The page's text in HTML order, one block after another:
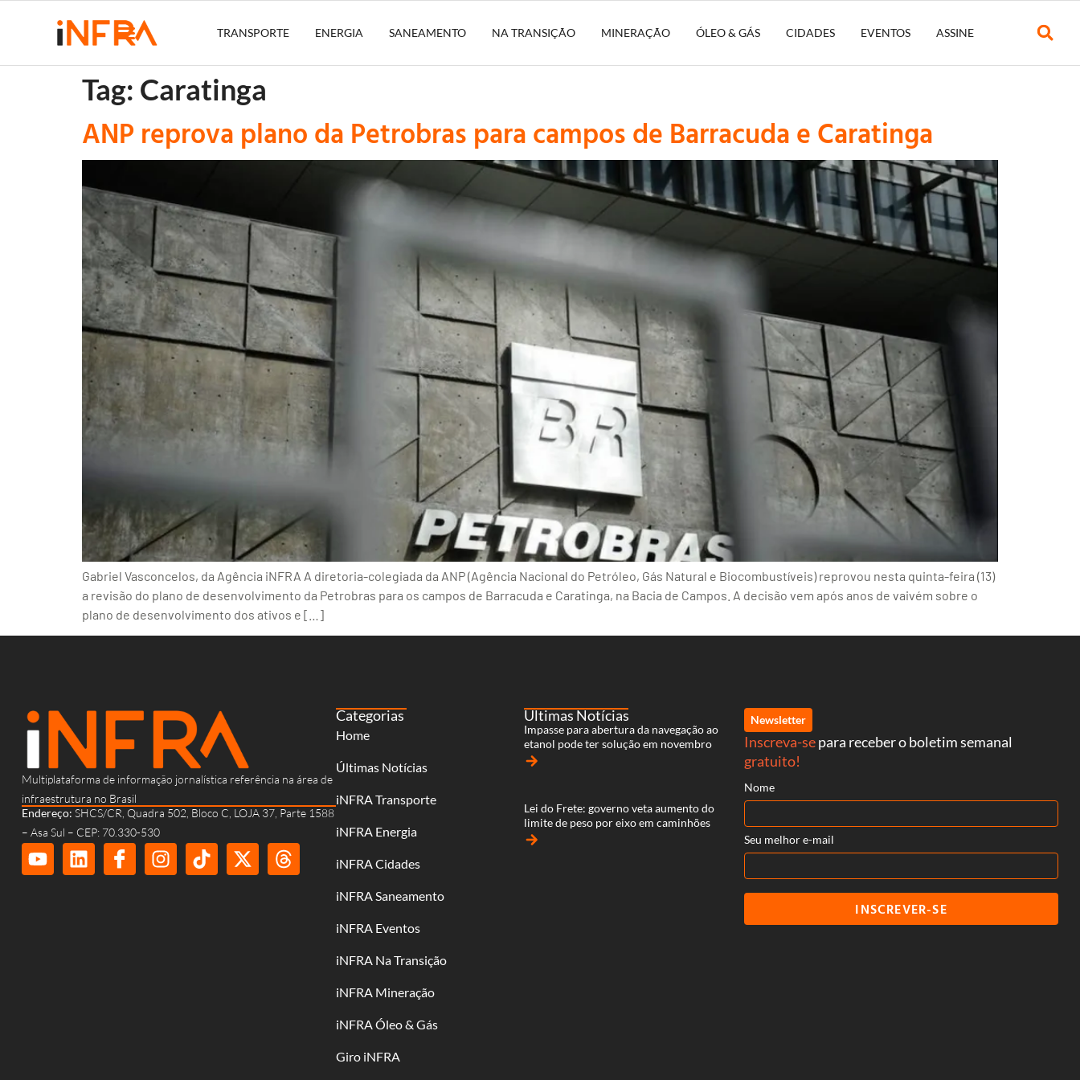
TRANSPORTE ENERGIA SANEAMENTO NA TRANSIÇÃO MINERAÇÃO ÓLEO & GÁS CIDADES EVENTOS ASSINE
Tag: Caratinga
ANP reprova plano da Petrobras para campos de Barracuda e Caratinga
Gabriel Vasconcelos, da Agência iNFRA A diretoria-colegiada da ANP (Agência Nacional do Petróleo, Gás Natural e Biocombustíveis) reprovou nesta quinta-feira (13)
a revisão do plano de desenvolvimento da Petrobras para os campos de Barracuda e Caratinga, na Bacia de Campos. A decisão vem após anos de vaivém sobre o
plano de desenvolvimento dos ativos e […]
Multiplataforma de informação jornalística referência na área de
infraestrutura no Brasil
Endereço: SHCS/CR, Quadra 502, Bloco C, LOJA 37, Parte 1588
– Asa Sul – CEP: 70.330-530
Categorias
Home
Últimas Notícias
iNFRA Transporte
iNFRA Energia
iNFRA Cidades
iNFRA Saneamento
iNFRA Eventos
iNFRA Na Transição
iNFRA Mineração
iNFRA Óleo & Gás
Giro iNFRA
Últimas Notícias
Impasse para abertura da navegação ao
etanol pode ter solução em novembro
arrow_forward
Lei do Frete: governo veta aumento do
limite de peso por eixo em caminhões
arrow_forward
Newsletter
Inscreva-separa receber o boletim semanal
gratuito!
Nome
Seu melhor e-mail
INSCREVER-SE